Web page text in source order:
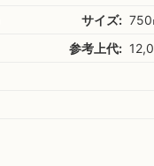
サイズ: 750
参考上代: